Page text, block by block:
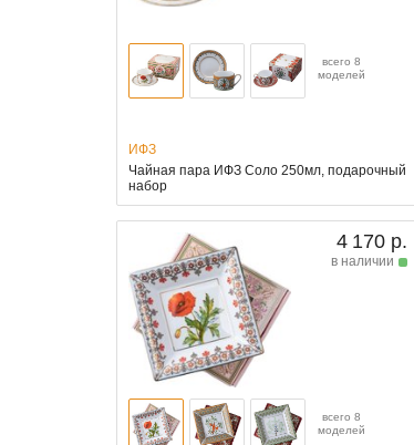
всего 8
моделей
ИФЗ
Чайная пара ИФЗ Соло 250мл, подарочный
набор
4 170 р.
в наличии
всего 8
моделей